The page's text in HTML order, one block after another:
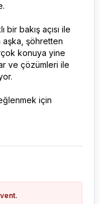
bir bakış açısı ile
aşka, şöhretten
konuya yine
ve çözümleri ile
için